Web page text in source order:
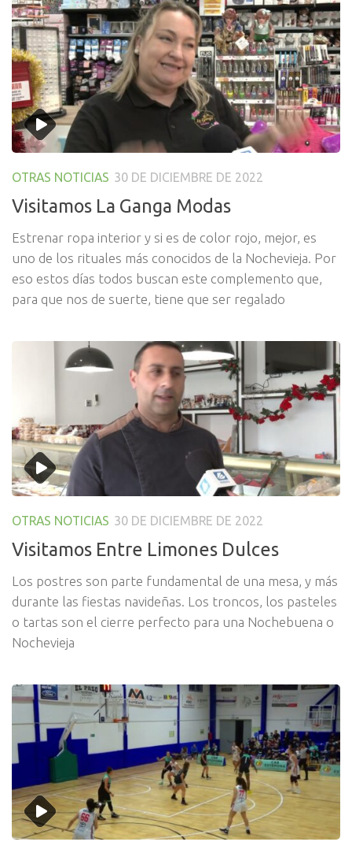
OTRAS NOTICIAS 30 DE DICIEMBRE DE 2022
Visitamos La Ganga Modas
Estrenar ropa interior y si es de color rojo, mejor, es
uno de los rituales más conocidos de la Nochevieja. Por
eso estos días todos buscan este complemento que,
para que nos de suerte, tiene que ser regalado
OTRAS NOTICIAS 30 DE DICIEMBRE DE 2022
Visitamos Entre Limones Dulces
Los postres son parte fundamental de una mesa, y más
durante las fiestas navideñas. Los troncos, los pasteles
o tartas son el cierre perfecto para una Nochebuena o
Nochevieja